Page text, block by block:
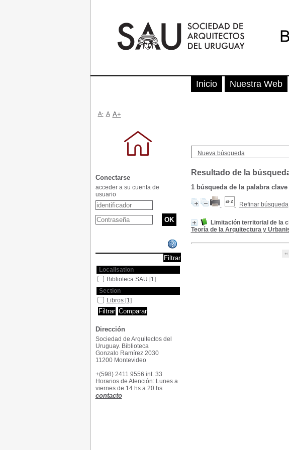
Nueva búsqueda
Resultado de la
1búsqueda de la palabra clave
Refinar búsqueda
Limitación territorial de la
Teoría de la Arquitectura y
Inicio Nuestra Web
A- A A+
Conectarse
acceder a su cuenta de
usuario
Localisation
Biblioteca SAU [1]
Section
Libros [1]
Dirección
Sociedad de Arquitectos del
Uruguay. Biblioteca
Gonzalo Ramírez 2030
11200 Montevideo
+(598) 2411 9556 int. 33
Horarios de Atención: Lunes a
viernes de 14 hs a 20 hs
contacto